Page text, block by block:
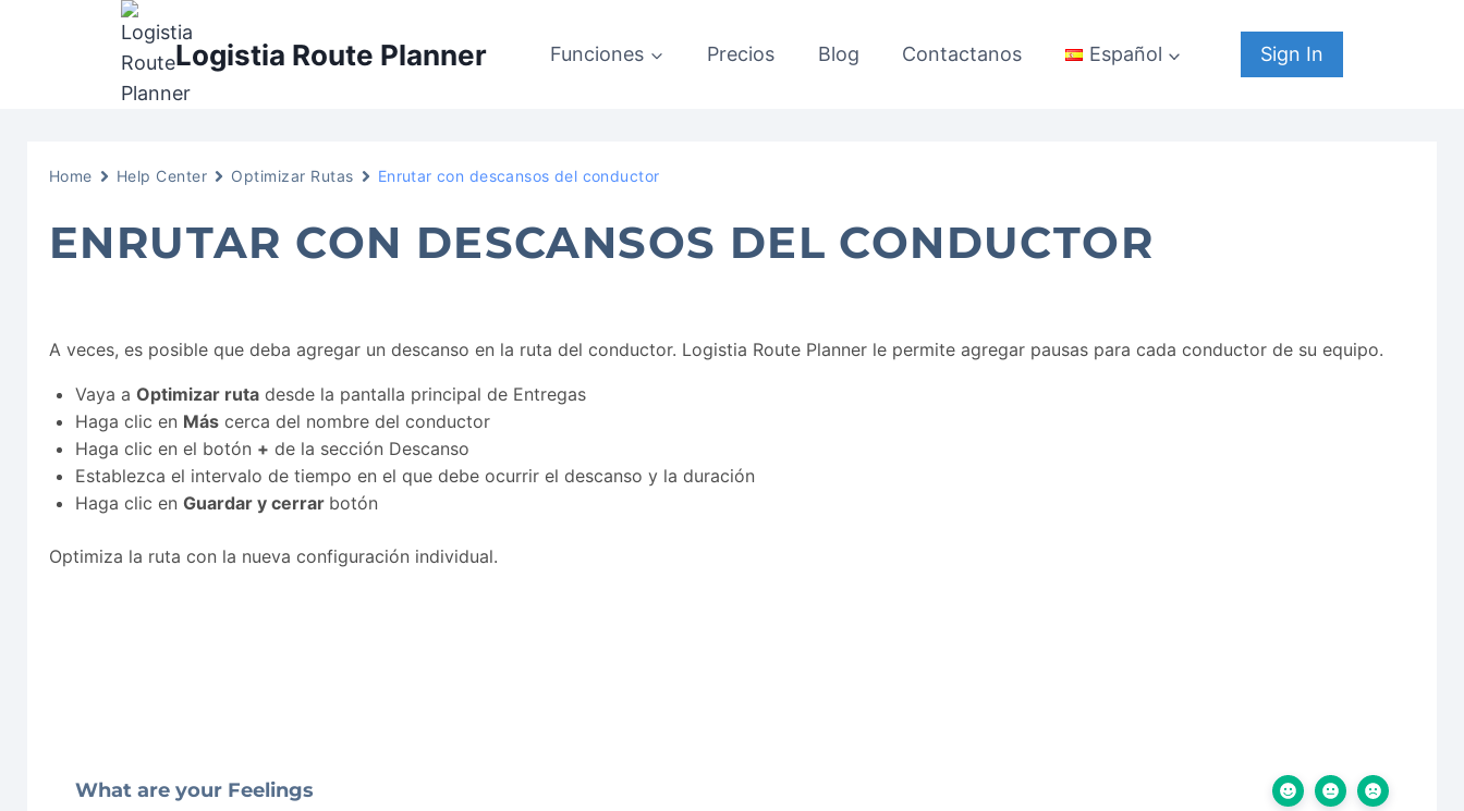
Logistia Route Planner Funciones Precios Blog Contactanos Español Sign In
Home Help Center Optimizar Rutas Enrutar con descansos del conductor
ENRUTAR CON DESCANSOS DEL CONDUCTOR
A veces, es posible que deba agregar un descanso en la ruta del conductor. Logistia Route Planner le permite agregar pausas para cada conductor de su equipo.
Vaya a Optimizar ruta desde la pantalla principal de Entregas
Haga clic en Más cerca del nombre del conductor
Haga clic en el botón + de la sección Descanso
Establezca el intervalo de tiempo en el que debe ocurrir el descanso y la duración
Haga clic en Guardar y cerrar botón
Optimiza la ruta con la nueva configuración individual.
What are your Feelings